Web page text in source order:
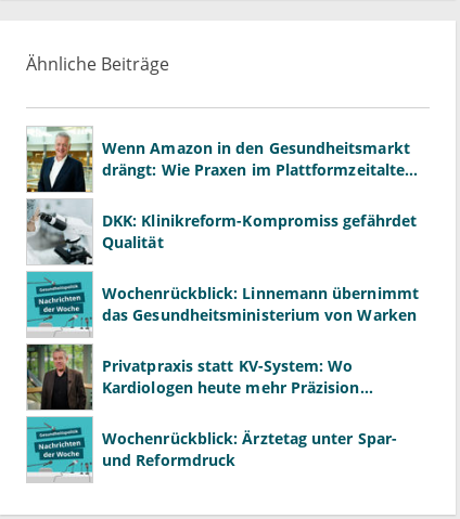
Ähnliche Beiträge
Wenn Amazon in den Gesundheitsmarkt
drängt: Wie Praxen im Plattformzeitalter
DKK: Klinikreform-Kompromiss gefährdet
Qualität
Wochenrückblick: Linnemann übernimmt
das Gesundheitsministerium von Warken
Privatpraxis statt KV-System: Wo
Kardiologen heute mehr Präzision
entstehen
Wochenrückblick: Ärztetag unter Spar-
und Reformdruck